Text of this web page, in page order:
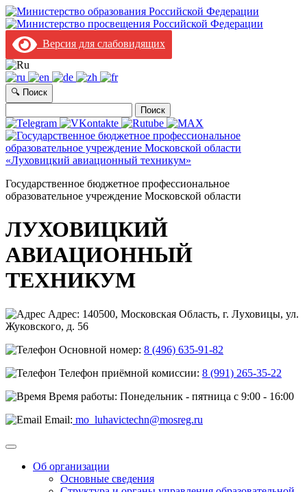
Версия для слабовидящих
🔍 Поиск
Государственное бюджетное профессиональное
образовательное учреждение Московской области
ЛУХОВИЦКИЙ
АВИАЦИОННЫЙ
ТЕХНИКУМ
Адрес: 140500, Московская Область, г. Луховицы, ул.
Жуковского, д. 56
Основной номер: 8 (496) 635-91-82
Телефон приёмной комиссии: 8 (991) 265-35-22
Время работы: Понедельник - пятница с 9:00 - 16:00
Email: mo_luhavictechn@mosreg.ru
Об организации
Основные сведения